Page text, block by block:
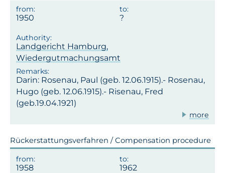
1950
Landgericht Hamburg,
Wiedergutmachungsamt
Darin: Rosenau, Paul (geb. 12.06.1915).- Rosenau,
Hugo (geb. 12.06.1915).- Risenau, Fred
(geb.19.04.1921)
more
Rückerstattungsverfahren / Compensation procedure
1958 1962